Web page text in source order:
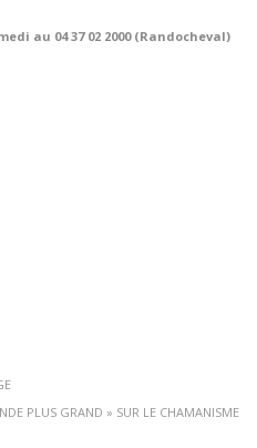
au 04 37 02 2000 (Randocheval)
PLUS GRAND » SUR LE CHAMANISME